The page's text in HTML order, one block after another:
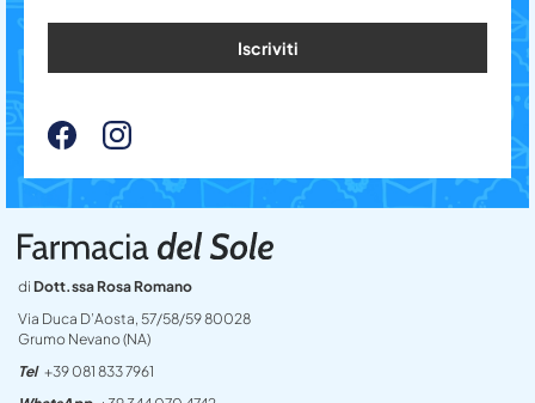
di Dott.ssa Rosa Romano
Via Duca D’Aosta, 57/58/59 80028
Grumo Nevano (NA)
Tel +39 081 833 7961
Iscriviti